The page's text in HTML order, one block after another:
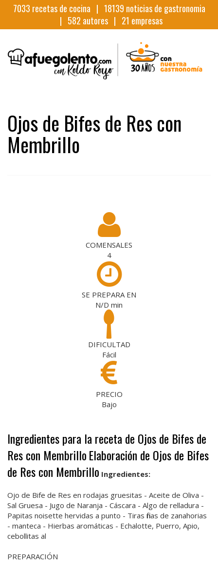
7033 recetas de cocina | 18139 noticias de gastronomia
| 582 autores | 21 empresas
Ojos de Bifes de Res con
Membrillo
COMENSALES
4
SE PREPARA EN
N/D min
DIFICULTAD
Fácil
PRECIO
Bajo
Ingredientes para la receta de Ojos de Bifes de
Res con MembrilloElaboración de Ojos de Bifes
de Res con Membrillo Ingredientes:
Ojo de Bife de Res en rodajas gruesitas - Aceite de Oliva -
Sal Gruesa - Jugo de Naranja - Cáscara - Algo de relladura -
Papitas noisette hervidas a punto - Tiras finas de zanahorias
- manteca - Hierbas aromáticas - Echalotte, Puerro, Apio,
cebollitas al
PREPARACIÓN